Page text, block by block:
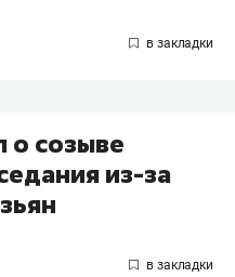
о созыве
из-за